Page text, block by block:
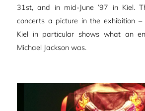
31st, and in mid-June ’97 in Kiel.
concerts a picture in the exhibition
Kiel in particular shows what an
Michael Jackson was.